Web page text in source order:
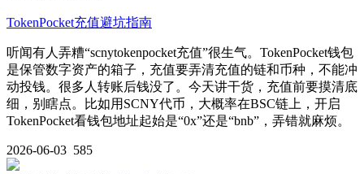
TokenPocket充值避坑指南
听闻有人弄糟“scnytokenpocket充值”很生气。TokenPocket钱包
是保管数字资产的箱子，充值要弄清充值的链和币种，不能冲
动投钱。很多人转账后钱没了。今天讲干货，充值前要摸清底
细，别瞎点。比如用SCNY代币，大概率在BSC链上，开启
TokenPocket看钱包地址起始是“0x”还是“bnb”，弄错就麻烦。
2026-06-03 585